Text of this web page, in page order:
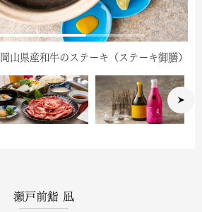
和牛しゃぶしゃぶ
瀬戸前鮨 凪